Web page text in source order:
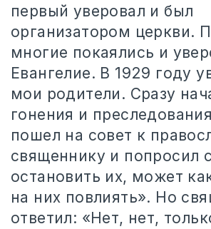
первый уверовал и был
организатором церкви.
многие покаялись и
Евангелие. В 1929 году
мои родители. Сразу
гонения и
пошел на совет к
священнику и попросил
остановить их, может
на них повлиять». Но
ответил: «Нет, нет,